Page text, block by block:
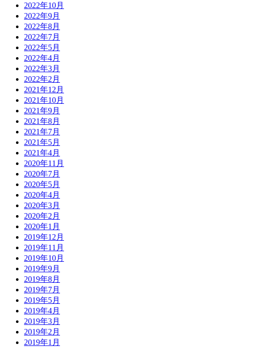
2022年10月
2022年9月
2022年8月
2022年7月
2022年5月
2022年4月
2022年3月
2022年2月
2021年12月
2021年10月
2021年9月
2021年8月
2021年7月
2021年5月
2021年4月
2020年11月
2020年7月
2020年5月
2020年4月
2020年3月
2020年2月
2020年1月
2019年12月
2019年11月
2019年10月
2019年9月
2019年8月
2019年7月
2019年5月
2019年4月
2019年3月
2019年2月
2019年1月